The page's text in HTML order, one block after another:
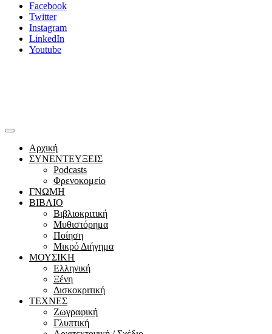
Facebook
Twitter
Instagram
LinkedIn
Youtube
Αρχική
ΣΥΝΕΝΤΕΥΞΕΙΣ
Podcasts
Φρενοκομείο
ΓΝΩΜΗ
ΒΙΒΛΙΟ
Βιβλιοκριτική
Μυθιστόρημα
Ποίηση
Μικρό Διήγημα
ΜΟΥΣΙΚΗ
Ελληνική
Ξένη
Δισκοκριτική
ΤΕΧΝΕΣ
Ζωγραφική
Γλυπτική